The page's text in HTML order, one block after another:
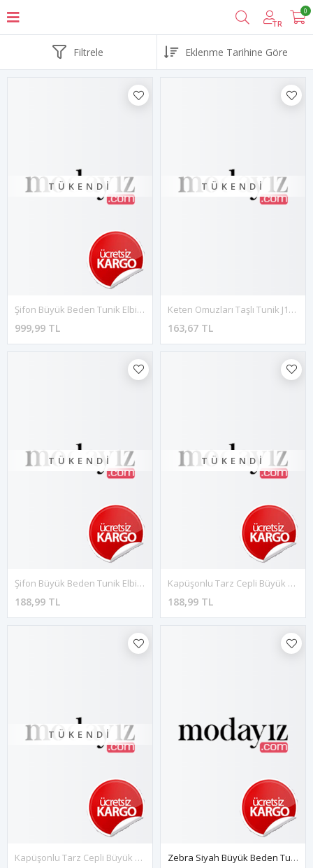
TR
0
Filtrele
TÜKENDI
Şifon Büyük Beden Tunik Elbise G10-2251
999,99 TL
TÜKENDI
Keten Omuzları Taşlı Tunik J10-66761
163,67 TL
TÜKENDI
Şifon Büyük Beden Tunik Elbise G10-1675
188,99 TL
TÜKENDI
Kapüşonlu Tarz Cepli Büyük Beden Üst G10-1679
188,99 TL
TÜKENDI
Kapüşonlu Tarz Cepli Büyük Beden Üst G10-1678 Zebra Siyah Büyük Beden Tunik 34E-1602